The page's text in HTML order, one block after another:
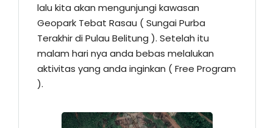
lalu kita akan mengunjungi kawasan
Geopark Tebat Rasau ( Sungai Purba
Terakhir di Pulau Belitung ). Setelah itu
malam hari nya anda bebas melalukan
aktivitas yang anda inginkan ( Free Program
).